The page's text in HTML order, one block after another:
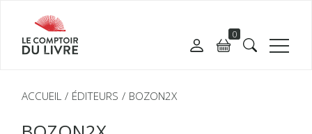
0
ACCUEIL ÉDITEURS BOZON2X